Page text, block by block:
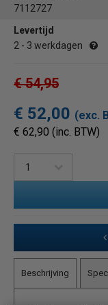
7112727
Levertijd
2 - 3 werkdagen
€ 54,95
€ 52,00 (exc.
€ 62,90 (inc. BTW)
Beschrijving